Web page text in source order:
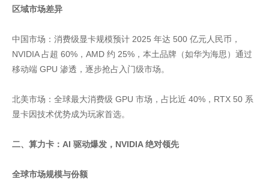
区域市场差异
中国市场：消费级显卡规模预计 2025 年达 500 亿元人民币，
NVIDIA 占超 60%，AMD 约 25%，本土品牌（如华为海思）通过
移动端 GPU 渗透，逐步抢占入门级市场。
北美市场：全球最大消费级 GPU 市场，占比近 40%，RTX 50 系
显卡因技术优势成为玩家首选。
二、算力卡：AI 驱动爆发，NVIDIA 绝对领先
全球市场规模与份额